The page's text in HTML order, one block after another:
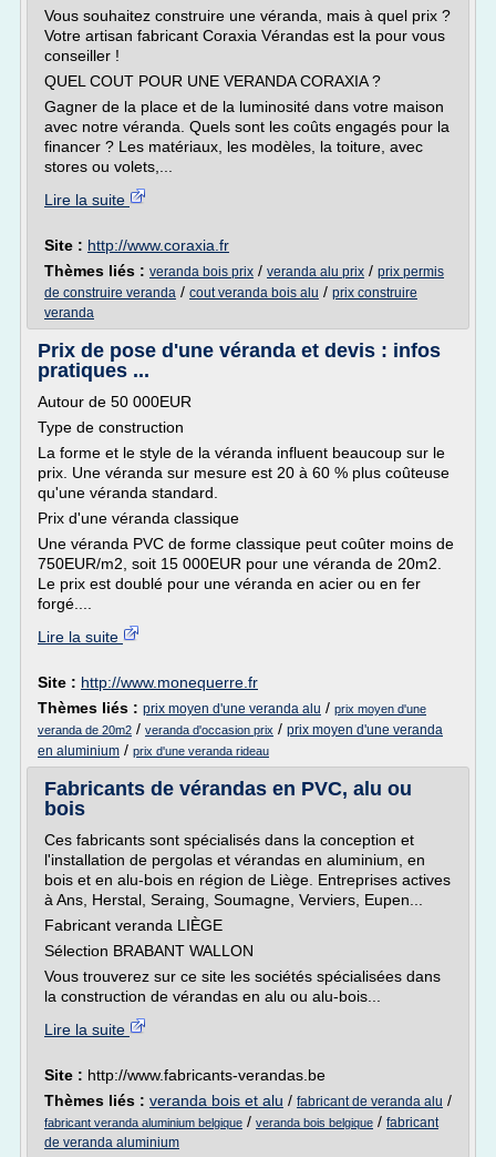
Vous souhaitez construire une véranda, mais à quel prix ?
Votre artisan fabricant Coraxia Vérandas est la pour vous
conseiller !
QUEL COUT POUR UNE VERANDA CORAXIA ?
Gagner de la place et de la luminosité dans votre maison
avec notre véranda. Quels sont les coûts engagés pour la
financer ? Les matériaux, les modèles, la toiture, avec
stores ou volets,...
Lire la suite
Site : http://www.coraxia.fr
Thèmes liés : veranda bois prix / veranda alu prix / prix permis
de construire veranda / cout veranda bois alu / prix construire
veranda
Prix de pose d'une véranda et devis : infos
pratiques ...
Autour de 50 000EUR
Type de construction
La forme et le style de la véranda influent beaucoup sur le
prix. Une véranda sur mesure est 20 à 60 % plus coûteuse
qu'une véranda standard.
Prix d'une véranda classique
Une véranda PVC de forme classique peut coûter moins de
750EUR/m2, soit 15 000EUR pour une véranda de 20m2.
Le prix est doublé pour une véranda en acier ou en fer
forgé....
Lire la suite
Site : http://www.monequerre.fr
Thèmes liés : prix moyen d'une veranda alu / prix moyen d'une
veranda de 20m2 / veranda d'occasion prix / prix moyen d'une veranda
en aluminium / prix d'une veranda rideau
Fabricants de vérandas en PVC, alu ou
bois
Ces fabricants sont spécialisés dans la conception et
l'installation de pergolas et vérandas en aluminium, en
bois et en alu-bois en région de Liège. Entreprises actives
à Ans, Herstal, Seraing, Soumagne, Verviers, Eupen...
Fabricant veranda LIÈGE
Sélection BRABANT WALLON
Vous trouverez sur ce site les sociétés spécialisées dans
la construction de vérandas en alu ou alu-bois...
Lire la suite
Site : http://www.fabricants-verandas.be
Thèmes liés : veranda bois et alu / fabricant de veranda alu /
fabricant veranda aluminium belgique / veranda bois belgique / fabricant
de veranda aluminium